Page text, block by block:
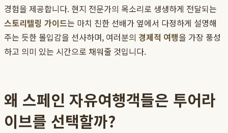
경험을 제공합니다. 현지 전문가의 목소리로 생생하게 전달되는
스토리텔링 가이드는 마치 친한 선배가 옆에서 다정하게 설명해
주는 듯한 몰입감을 선사하며, 여러분의 경제적 여행을 가장 풍성
하고 의미 있는 시간으로 채워줄 것입니다.
왜 스페인 자유여행객들은 투어라
이브를 선택할까?